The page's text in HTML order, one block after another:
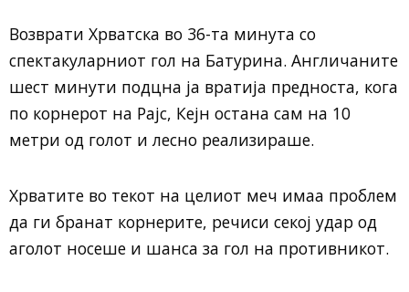
Возврати Хрватска во 36-та минута со
спектакуларниот гол на Батурина. Англичаните
шест минути подцна ја вратија предноста, кога
по корнерот на Рајс, Кејн остана сам на 10
метри од голот и лесно реализираше.
Хрватите во текот на целиот меч имаа проблем
да ги бранат корнерите, речиси секој удар од
аголот носеше и шанса за гол на противникот.